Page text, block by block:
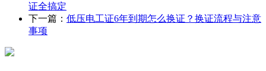
证全搞定
下一篇： 低压电工证6年到期怎么换证？换证流程与注意
事项